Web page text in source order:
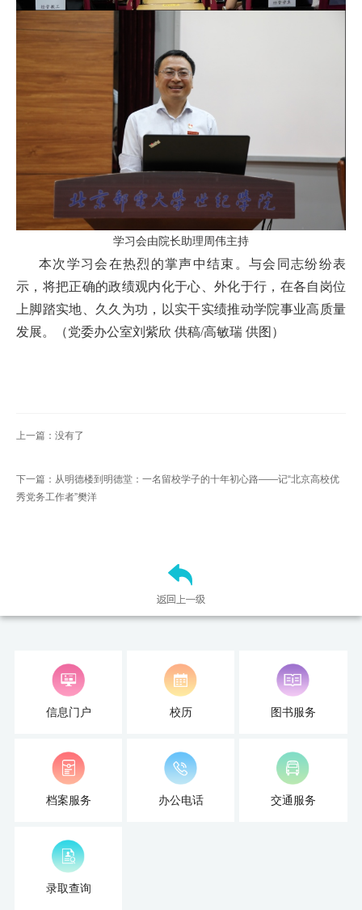
学习会由院长助理周伟主持
本次学习会在热烈的掌声中结束。与会同志纷纷表
示，将把正确的政绩观内化于心、外化于行，在各自岗位
上脚踏实地、久久为功，以实干实绩推动学院事业高质量
发展。（党委办公室刘紫欣 供稿/高敏瑞 供图）
上一篇：没有了
下一篇：从明德楼到明德堂：一名留校学子的十年初心路——记“北京高校优
秀党务工作者”樊洋
信息门户 校历 图书服务
档案服务 办公电话 交通服务
录取查询